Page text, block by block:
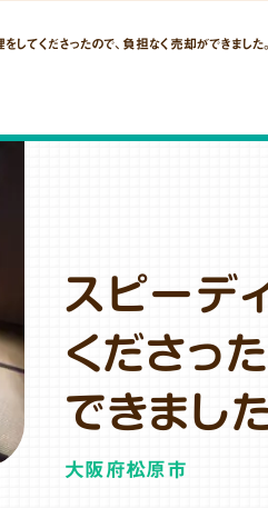
してくださったので、負担なく売却ができました。
スピーデ
くださっ
できました
大阪府松原市